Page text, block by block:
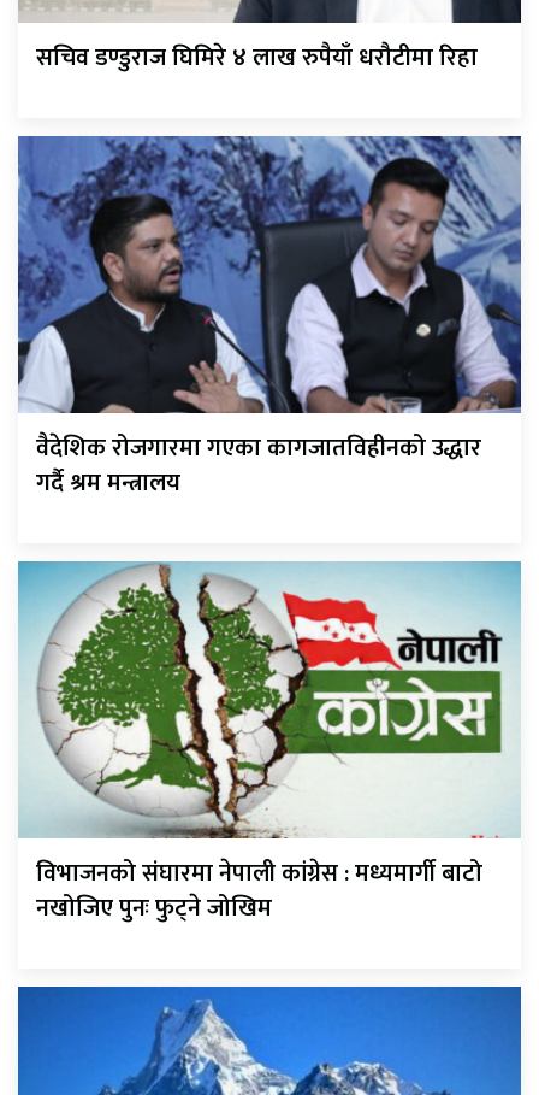
सचिव डण्डुराज घिमिरे ४ लाख रुपैयाँ धरौटीमा रिहा
वैदेशिक रोजगारमा गएका कागजातविहीनको उद्धार
गर्दै श्रम मन्त्रालय
विभाजनको संघारमा नेपाली कांग्रेस : मध्यमार्गी बाटो
नखोजिए पुनः फुट्ने जोखिम